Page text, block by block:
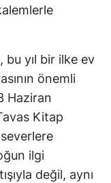
bu yıl bir ilke ev
önemli
Haziran
Kitap
ilgi
değil, aynı